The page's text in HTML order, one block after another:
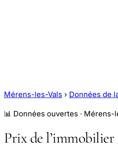
Mérens-les-Vals › Données de
📊 Données ouvertes · Mérens-
Prix de l’immobilier